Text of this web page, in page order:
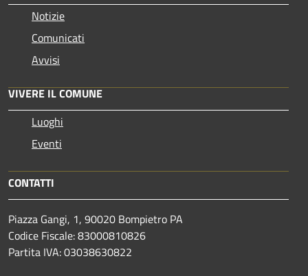
Notizie
Comunicati
Avvisi
VIVERE IL COMUNE
Luoghi
Eventi
CONTATTI
Piazza Gangi, 1, 90020 Bompietro PA
Codice Fiscale: 83000810826
Partita IVA: 03038630822